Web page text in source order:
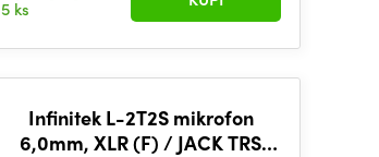
5 ks
Infinitek L-2T2S mikrofon
6,0mm, XLR (F) / JACK TRS